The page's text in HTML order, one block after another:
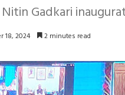
Gadkari
18, 2024 2 minutes read